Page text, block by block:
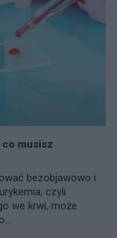
musisz
bezobjawowo i
czyli
we krwi, może